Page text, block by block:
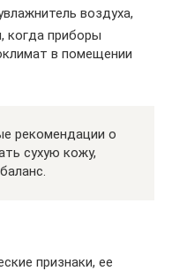
воздуха,
когда приборы
в помещении
рекомендации о
сухую кожу,
признаки, ее